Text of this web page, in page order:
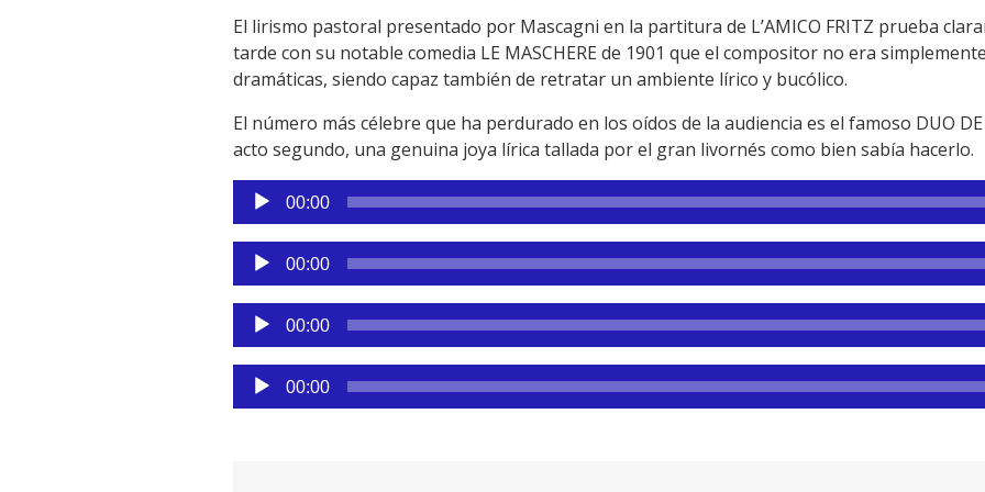
El lirismo pastoral presentado por Mascagni en la partitura de L’AMICO FRITZ prueba
tarde con su notable comedia LE MASCHERE de 1901 que el compositor no era
dramáticas, siendo capaz también de retratar un ambiente lírico y bucólico.
El número más célebre que ha perdurado en los oídos de la audiencia es el famoso DUO DE
acto segundo, una genuina joya lírica tallada por el gran livornés como bien sabía hacerlo.
Reproductor
de
audio
00:00
Reproductor
de
audio
00:00
Reproductor
de
audio
00:00
Reproductor
de
00:00